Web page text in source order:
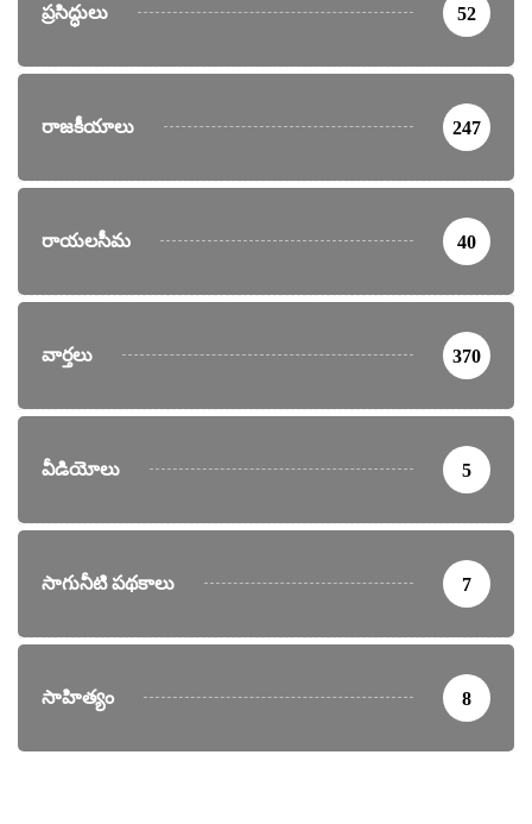
ప్రసిద్ధులు 52
రాజకీయాలు 247
రాయలసీమ 40
వార్తలు 370
వీడియోలు 5
సాగునీటి పథకాలు 7
సాహిత్యం 8